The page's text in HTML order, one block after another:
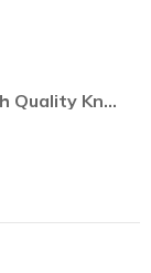
Neva Style - Fushia High Quality Knitwear Tunic 3399F